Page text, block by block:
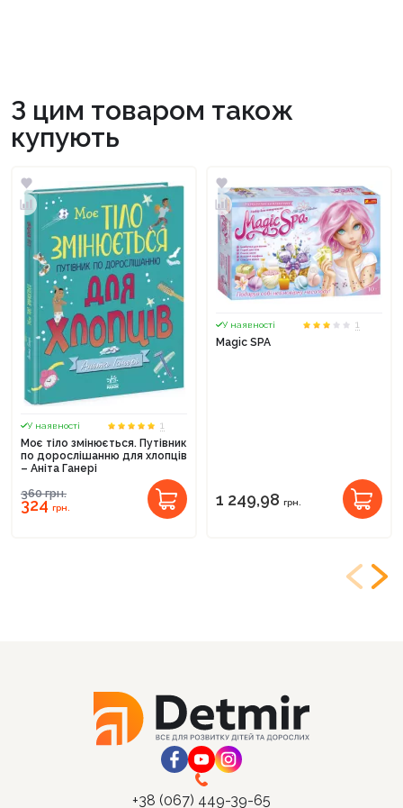
З цим товаром також
купують
У наявності
1
Моє тіло змінюється. Путівник
по дорослішанню для хлопців
– Аніта Ганері
360грн.
324грн.
У наявності
1
Magic SPA
1 249,98 грн.
+38 (067) 449-39-65